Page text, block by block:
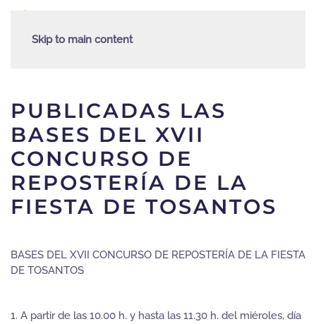
Skip to main content
PUBLICADAS LAS
BASES DEL XVII
CONCURSO DE
REPOSTERÍA DE LA
FIESTA DE TOSANTOS
BASES DEL XVII CONCURSO DE REPOSTERÍA DE LA FIESTA
DE TOSANTOS
1. A partir de las 10.00 h. y hasta las 11.30 h. del miéroles, día